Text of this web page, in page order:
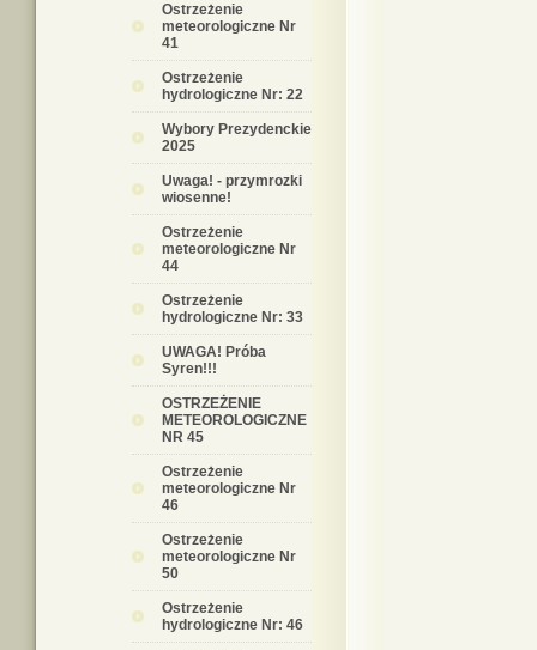
Ostrzeżenie
meteorologiczne Nr
41
Ostrzeżenie
hydrologiczne Nr: 22
Wybory Prezydenckie
2025
Uwaga! - przymrozki
wiosenne!
Ostrzeżenie
meteorologiczne Nr
44
Ostrzeżenie
hydrologiczne Nr: 33
UWAGA! Próba
Syren!!!
OSTRZEŻENIE
METEOROLOGICZNE
NR 45
Ostrzeżenie
meteorologiczne Nr
46
Ostrzeżenie
meteorologiczne Nr
50
Ostrzeżenie
hydrologiczne Nr: 46